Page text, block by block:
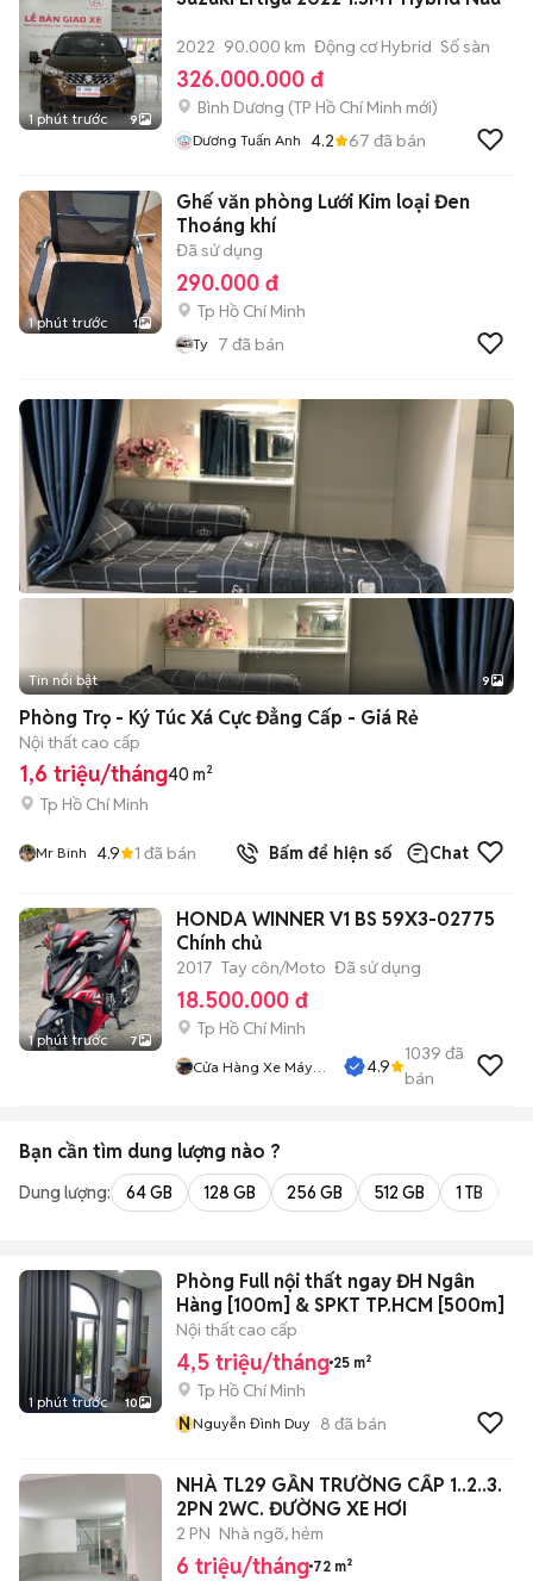
1 phút trước 9
2022 90.000 km Động cơ Hybrid Số sàn
326.000.000 đ
Bình Dương (TP Hồ Chí Minh mới)
Dương Tuấn Anh 4.2 67 đã bán
1 phút trước 1
Ghế văn phòng Lưới Kim loại Đen
Thoáng khí
Đã sử dụng
290.000 đ
Tp Hồ Chí Minh
Ty 7 đã bán
+2
Tin nổi bật 9
Phòng Trọ - Ký Túc Xá Cực Đẳng Cấp - Giá Rẻ
Nội thất cao cấp
1,6 triệu/tháng40 m²
Tp Hồ Chí Minh
Mr Binh 4.9 1 đã bán Bấm để hiện số Chat
1 phút trước 7
HONDA WINNER V1 BS 59X3-02775
Chính chủ
2017 Tay côn/Moto Đã sử dụng
18.500.000 đ
Tp Hồ Chí Minh
Cửa Hàng Xe Máy
4.9
1039 đã
bán
Bạn cần tìm dung lượng nào ?
Dung lượng: 64 GB 128 GB 256 GB 512 GB 1 TB
1 phút trước 10
Phòng Full nội thất ngay ĐH Ngân
Hàng [100m] & SPKT TP.HCM [500m]
Nội thất cao cấp
4,5 triệu/tháng 25 m²
Tp Hồ Chí Minh
NNguyễn Đình Duy 8 đã bán
NHÀ TL29 GẦN TRƯỜNG CẤP 1..2..3.
2PN 2WC. ĐƯỜNG XE HƠI
2 PN Nhà ngõ, hẻm
6 triệu/tháng 72 m²